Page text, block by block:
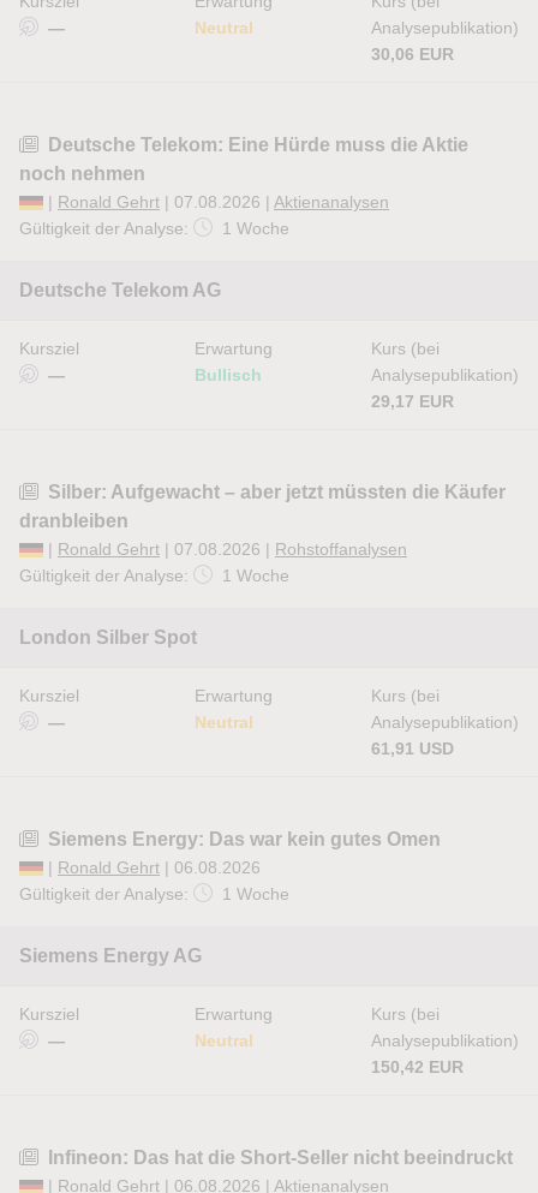
—
Neutral
Analysepublikation)
30,06 EUR
Deutsche Telekom: Eine Hürde muss die Aktie
noch nehmen
| Ronald Gehrt | 07.08.2026 | Aktienanalysen
Gültigkeit der Analyse:
1 Woche
Deutsche Telekom AG
Kursziel
—
Erwartung
Bullisch
Kurs (bei
Analysepublikation)
29,17 EUR
Silber: Aufgewacht – aber jetzt müssten die Käufer
dranbleiben
| Ronald Gehrt | 07.08.2026 | Rohstoffanalysen
Gültigkeit der Analyse:
1 Woche
London Silber Spot
Kursziel
—
Erwartung
Neutral
Kurs (bei
Analysepublikation)
61,91 USD
Siemens Energy: Das war kein gutes Omen
| Ronald Gehrt | 06.08.2026
Gültigkeit der Analyse:
1 Woche
Siemens Energy AG
Kursziel
—
Erwartung
Neutral
Kurs (bei
Analysepublikation)
150,42 EUR
Infineon: Das hat die Short-Seller nicht beeindruckt
| Ronald Gehrt | 06.08.2026 | Aktienanalysen